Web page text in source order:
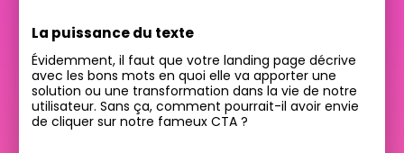
La puissance du texte
Évidemment, il faut que votre landing page décrive
avec les bons mots en quoi elle va apporter une
solution ou une transformation dans la vie de notre
utilisateur. Sans ça, comment pourrait-il avoir envie
de cliquer sur notre fameux CTA ?